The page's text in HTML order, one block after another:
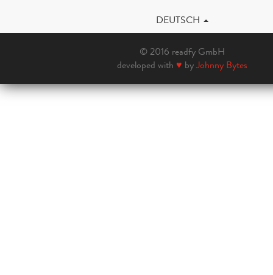
DEUTSCH
© 2016 readfy GmbH
developed with ♥ byJohnny Bytes